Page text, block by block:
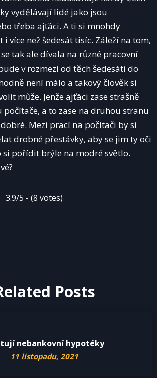
vydělávají lidé jako jsou
třeba ajťáci. A ti si mnohdy
více než šedesát tisíc. Záleží na tom,
tak ale dívala na různé pracovní
v rozmezí od těch šedesáti do
není málo a takový člověk si
může. Jenže ajťáci zase strašně
počítače, a to zase na druhou stranu
Mezi prací na počítači by si
drobné přestávky, aby se jim ty oči
si pořídit brýle na modré světlo.
3.9/5 - (8 votes)
Posts
nebankovní hypotéky
11 listopadu, 2021